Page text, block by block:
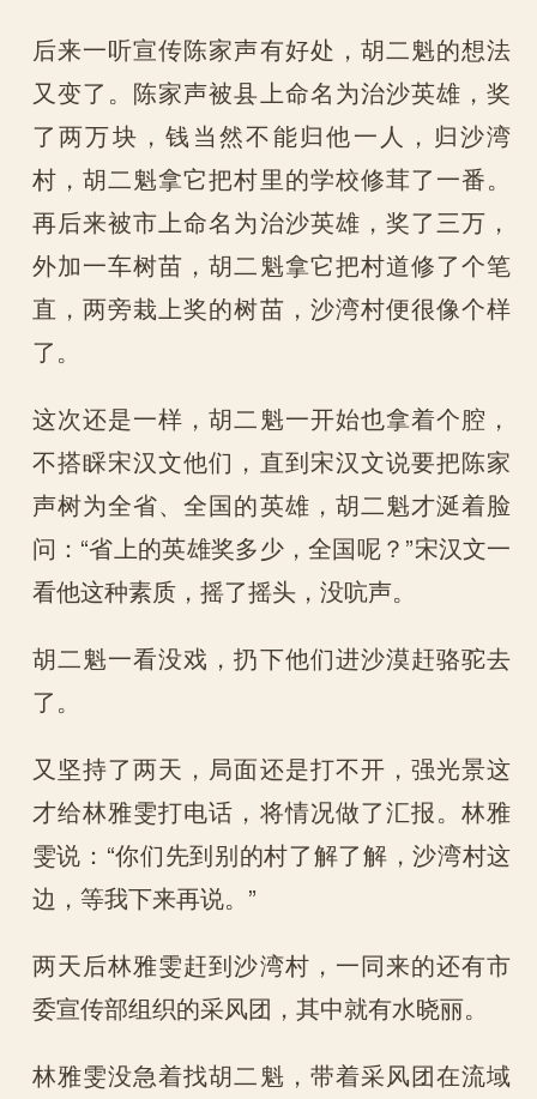
后来一听宣传陈家声有好处，胡二魁的想法
又变了。陈家声被县上命名为治沙英雄，奖
了两万块，钱当然不能归他一人，归沙湾
村，胡二魁拿它把村里的学校修茸了一番。
再后来被市上命名为治沙英雄，奖了三万，
外加一车树苗，胡二魁拿它把村道修了个笔
直，两旁栽上奖的树苗，沙湾村便很像个样
了。
这次还是一样，胡二魁一开始也拿着个腔，
不搭睬宋汉文他们，直到宋汉文说要把陈家
声树为全省、全国的英雄，胡二魁才涎着脸
问：“省上的英雄奖多少，全国呢？”宋汉文一
看他这种素质，摇了摇头，没吭声。
胡二魁一看没戏，扔下他们进沙漠赶骆驼去
了。
又坚持了两天，局面还是打不开，强光景这
才给林雅雯打电话，将情况做了汇报。林雅
雯说：“你们先到别的村了解了解，沙湾村这
边，等我下来再说。”
两天后林雅雯赶到沙湾村，一同来的还有市
委宣传部组织的采风团，其中就有水晓丽。
林雅雯没急着找胡二魁，带着采风团在流域